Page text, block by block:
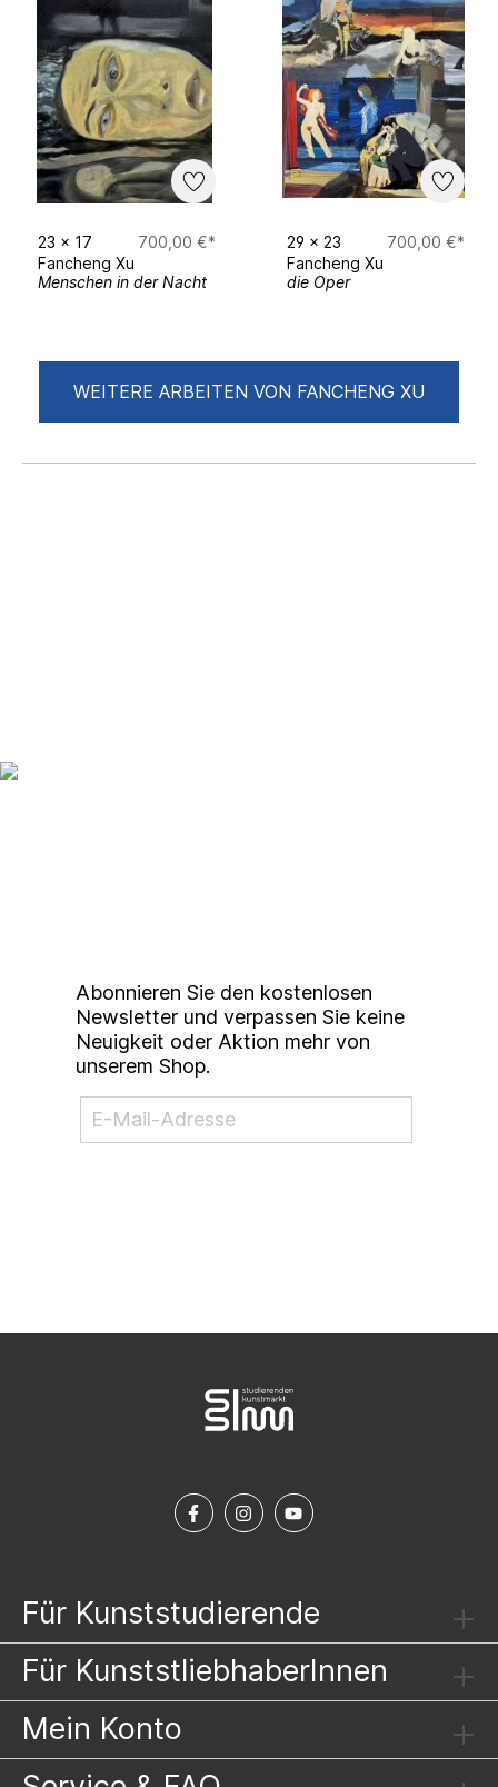
23 x 17
700,00 €*
Fancheng Xu
Menschen in der Nacht
29 x 23
700,00 €*
Fancheng Xu
die Oper
WEITERE ARBEITEN VON FANCHENG XU
Abonnieren Sie den kostenlosen
Newsletter und verpassen Sie keine
Neuigkeit oder Aktion mehr von
unserem Shop.
Für Kunststudierende
Für KunststliebhaberInnen
Mein Konto